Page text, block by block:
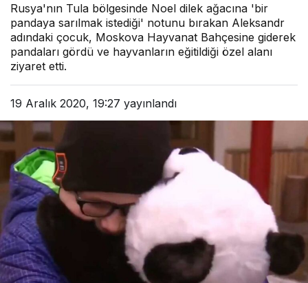
Rusya'nın Tula bölgesinde Noel dilek ağacına 'bir
pandaya sarılmak istediği' notunu bırakan Aleksandr
adındaki çocuk, Moskova Hayvanat Bahçesine giderek
pandaları gördü ve hayvanların eğitildiği özel alanı
ziyaret etti.
19 Aralık 2020, 19:27 yayınlandı